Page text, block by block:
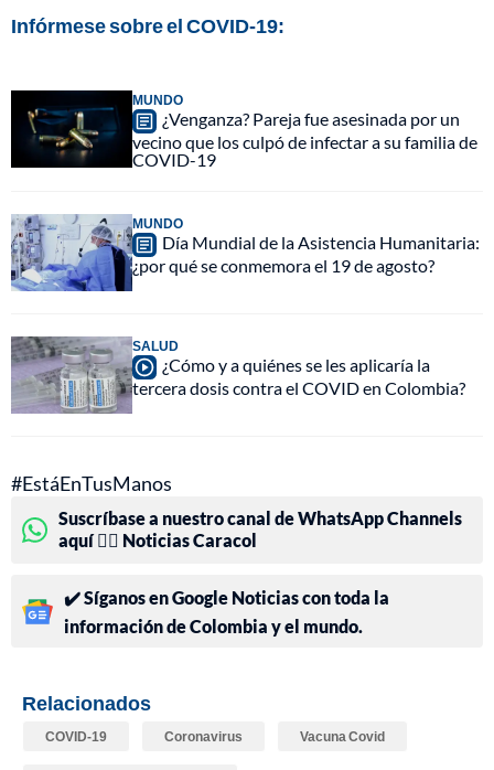
Infórmese sobre el COVID-19:
MUNDO
¿Venganza? Pareja fue asesinada por un
vecino que los culpó de infectar a su familia de
COVID-19
MUNDO
Día Mundial de la Asistencia Humanitaria:
¿por qué se conmemora el 19 de agosto?
SALUD
¿Cómo y a quiénes se les aplicaría la
tercera dosis contra el COVID en Colombia?
#EstáEnTusManos
Suscríbase a nuestro canal de WhatsApp Channels
aquí 👉🏻 Noticias Caracol
✔️ Síganos en Google Noticias con toda la
información de Colombia y el mundo.
Relacionados
COVID-19 Coronavirus Vacuna Covid